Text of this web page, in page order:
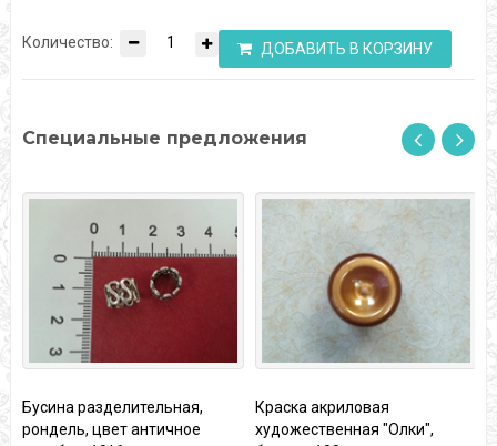
Количество: ДОБАВИТЬ В КОРЗИНУ
Специальные предложения
Бусина разделительная,
рондель, цвет античное
Краска акриловая
художественная "Олки",